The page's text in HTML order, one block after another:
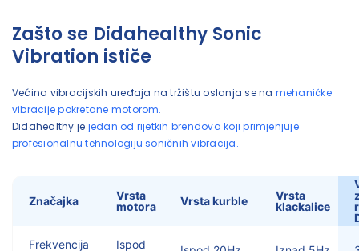
Zašto se Didahealthy Sonic
Vibration ističe
Većina vibracijskih uređaja na tržištu oslanja se na mehaničke
vibracije pokretane motorom.
Didahealthy je jedan od rijetkih brendova koji primjenjuje
profesionalnu tehnologiju soničnih vibracija.
Značajka
Vrsta
motora
Vrsta kurble
Vrsta
klackalice
Frekvencija
Ispod